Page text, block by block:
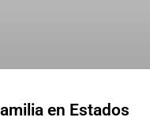
en Estados